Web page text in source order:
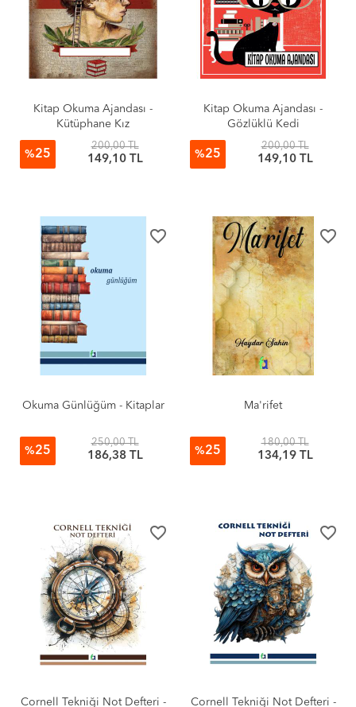
Kitap Okuma Ajandası -
Kütüphane Kız
%25
200,00 TL
149,10 TL
Kitap Okuma Ajandası -
Gözlüklü Kedi
%25
200,00 TL
149,10 TL
favorite_border
Okuma Günlüğüm - Kitaplar
%25
250,00 TL
186,38 TL
favorite_border
Ma'rifet
%25
180,00 TL
134,19 TL
favorite_border
Cornell Tekniği Not Defteri -
favorite_border
Cornell Tekniği Not Defteri -